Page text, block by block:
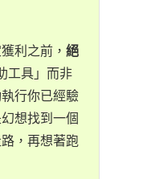
利之前， 絕
工具」而非
行你已經驗
想找到一個
，再想著跑